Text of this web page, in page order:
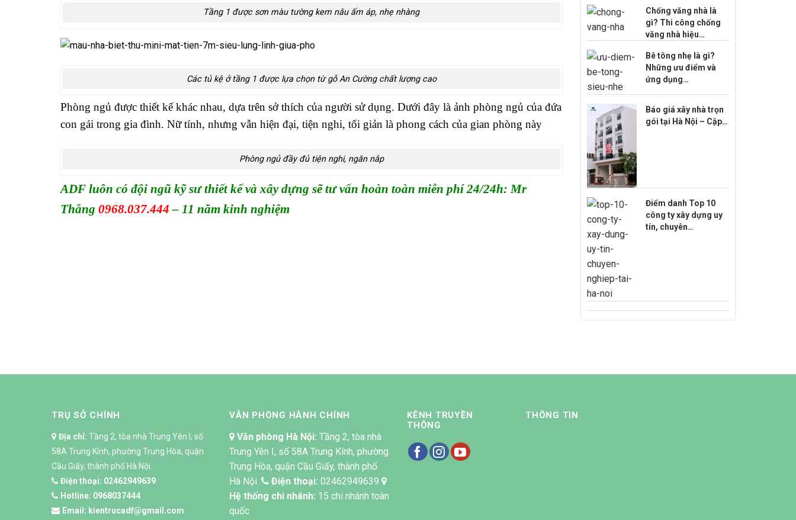
Tầng 1 được sơn màu tường kem nâu ấm áp, nhẹ nhàng
Các tủ kệ ở tầng 1 được lựa chọn từ gỗ An Cường chất lượng cao
Phòng ngủ được thiết kế khác nhau, dựa trên sở thích của người sử dụng. Dưới đây là ảnh phòng ngủ của đứa
con gái trong gia đình. Nữ tính, nhưng vẫn hiện đại, tiện nghi, tối giản là phong cách của gian phòng này
Phòng ngủ đầy đủ tiện nghi, ngăn nắp
ADF luôn có đội ngũ kỹ sư thiết kế và xây dựng sẽ tư vấn hoàn toàn miễn phí 24/24h: Mr
Thắng 0968.037.444 – 11 năm kinh nghiệm
Chống văng nhà là
gì? Thi công chống
văng nhà hiệu…
Bê tông nhẹ là gì?
Những ưu điểm và
ứng dụng…
Báo giá xây nhà trọn
gói tại Hà Nội – Cập…
Điểm danh Top 10
công ty xây dựng uy
tín, chuyên…
TRỤ SỞ CHÍNH
Địa chỉ: Tầng 2, tòa nhà Trung Yên I, số
58A Trung Kính, phường Trung Hòa, quận
Cầu Giấy, thành phố Hà Nội.
Điện thoại: 02462949639
Hotline: 0968037444
Email: kientrucadf@gmail.com
VĂN PHÒNG HÀNH CHÍNH
Văn phòng Hà Nội: Tầng 2, tòa nhà
Trung Yên I, số 58A Trung Kính, phường
Trung Hòa, quận Cầu Giấy, thành phố
Hà Nội.
Điện thoại: 02462949639
Hệ thống chi nhánh: 15 chi nhánh toàn
quốc
KÊNH TRUYỀN
THÔNG
THÔNG TIN